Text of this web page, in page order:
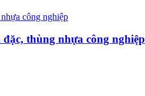
thùng nhựa công nghiệp